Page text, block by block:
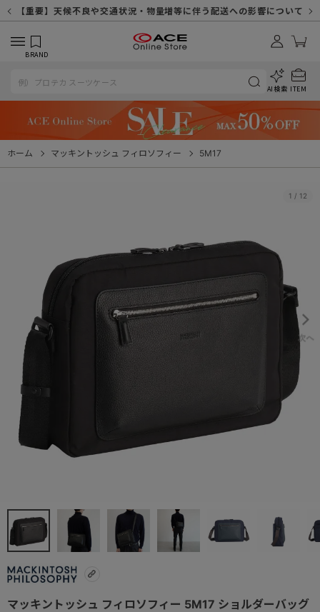
【重要】8/11（火・祝）休業及び配送スケジュールについて
【重要】令和８年熊本地震に伴う配送への影響について
【重要】納品書・領収書ペーパーレス化（電子化）のお知らせ
【重要】天候不良や交通状況・物量増等に伴う配送への影響について
【重要】悪質な詐欺サイトにご注意ください
【重要】各種メールが届かない場合に関しまして
【重要】お問い合わせのご対応に関しまして
【重要】SNSのなりすまし詐欺にご注意ください
BRAND
AI検索 ITEM
ホーム マッキントッシュ フィロソフィー 5M17
1 / 12
マッキントッシュ フィロソフィー 5M17 ショルダーバッグ